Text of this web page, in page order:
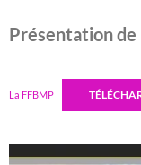
Présentation
La FFBMP